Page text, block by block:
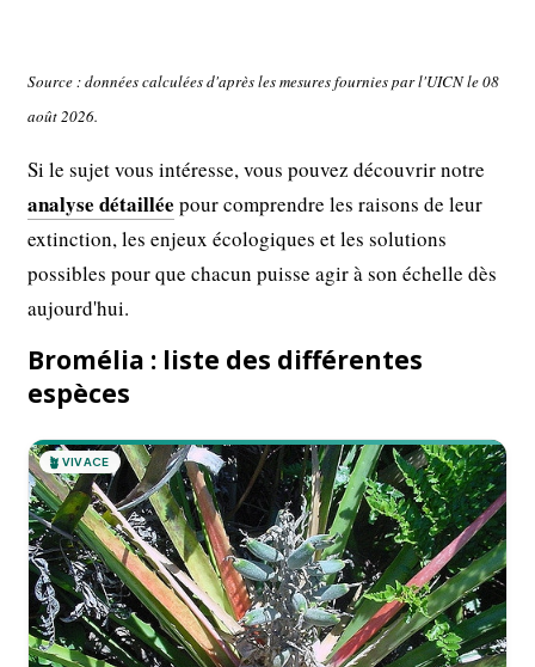
Source : données calculées d'après les mesures fournies par l'UICN le 08
août 2026.
Si le sujet vous intéresse, vous pouvez découvrir notre
analyse détaillée pour comprendre les raisons de leur
extinction, les enjeux écologiques et les solutions
possibles pour que chacun puisse agir à son échelle dès
aujourd'hui.
Bromélia : liste des différentes
espèces
🪴 VIVACE